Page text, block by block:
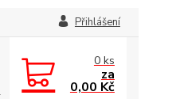
Přihlášení
0 ks
za
0,00 Kč